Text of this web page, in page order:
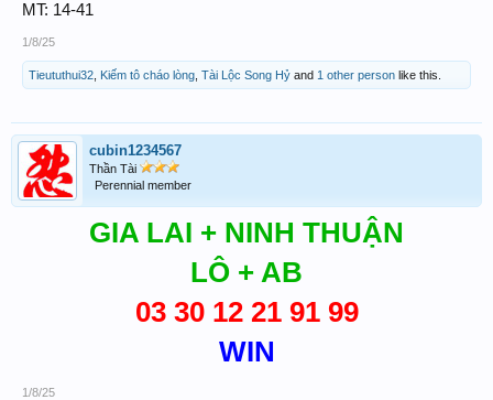
MT: 14-41
1/8/25
Tieututhui32 Kiếm tô cháo lòng Tài Lộc Song Hỷ and 1 other person like this.
cubin1234567
Thần Tài
Perennial member
GIA LAI + NINH THUẬN
LÔ + AB
03 30 12 21 91 99
WIN
1/8/25